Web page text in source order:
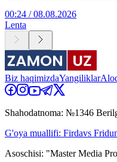
00:24 / 08.08.2026
Lenta
Biz haqimizdaYangiliklar
Shahodatnoma: №1346
G'oya muallifi: Firdavs
Asoschisi: "Master Media